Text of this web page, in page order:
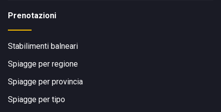
Prenotazioni
Stabilimenti balneari
Spiagge per regione
Spiagge per provincia
Spiagge per tipo